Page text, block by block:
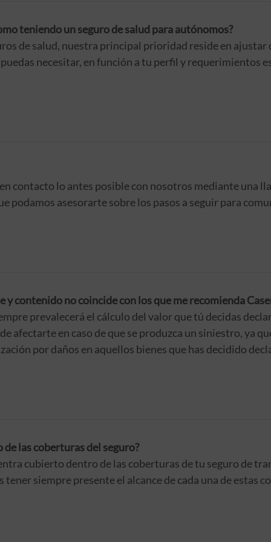
teniendo un seguro de salud para autónomos?
de salud, nuestra principal prioridad reside en ajustar
necesitar, en función a tu perfil y requerimientos
contacto lo antes posible con nosotros mediante una
podamos asesorarte sobre los pasos a seguir para
contenido no coincide con los que me recomienda
prevalecerá el cálculo del valor que tú decidas
afectarte en caso de que se produzca un siniestro, ya
por daños en aquellos bienes que has decidido
las coberturas del seguro?
cubierto dentro de las coberturas de tu seguro de
siempre presente el alcance de cada una de estas